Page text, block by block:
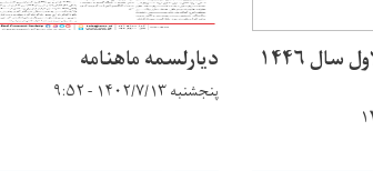
کزارش ماه جمادی الاول سال ۱۴۴۶ دیارلسمه ماهنامه
پنجشنبه ۱۴۰۲/۷/۱۳ - ۹:۵۲